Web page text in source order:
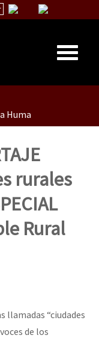
a Humanidade”(As
(As populações
rurales
Rural
llamadas “ciudades
de los